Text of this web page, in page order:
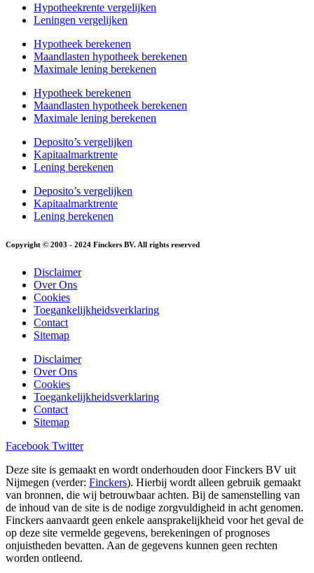
Hypotheekrente vergelijken
Leningen vergelijken
Hypotheek berekenen
Maandlasten hypotheek berekenen
Maximale lening berekenen
Hypotheek berekenen
Maandlasten hypotheek berekenen
Maximale lening berekenen
Deposito’s vergelijken
Kapitaalmarktrente
Lening berekenen
Deposito’s vergelijken
Kapitaalmarktrente
Lening berekenen
Copyright © 2003 - 2024 Finckers BV. All rights reserved
Disclaimer
Over Ons
Cookies
Toegankelijkheidsverklaring
Contact
Sitemap
Disclaimer
Over Ons
Cookies
Toegankelijkheidsverklaring
Contact
Sitemap
Facebook Twitter
Deze site is gemaakt en wordt onderhouden door Finckers BV uit
Nijmegen (verder: Finckers). Hierbij wordt alleen gebruik gemaakt
van bronnen, die wij betrouwbaar achten. Bij de samenstelling van
de inhoud van de site is de nodige zorgvuldigheid in acht genomen.
Finckers aanvaardt geen enkele aansprakelijkheid voor het geval de
op deze site vermelde gegevens, berekeningen of prognoses
onjuistheden bevatten. Aan de gegevens kunnen geen rechten
worden ontleend.